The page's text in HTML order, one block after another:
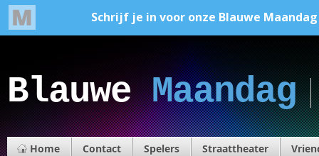
BlauweMaandag
Home Contact Spelers Straattheater